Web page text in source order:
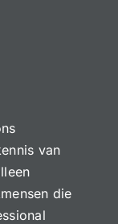
van
die